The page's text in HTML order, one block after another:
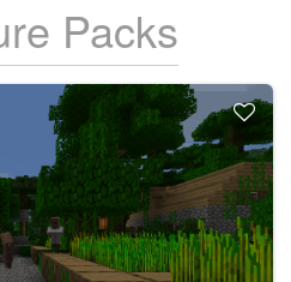
Packs